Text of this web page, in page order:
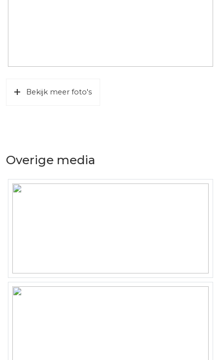
Bekijk meer foto's
Overige media